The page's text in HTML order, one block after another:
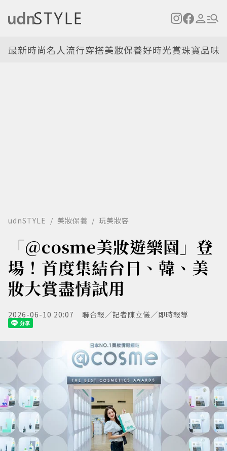
最新時尚名人流行穿搭美妝保養好時光賞珠寶品味
udnSTYLE 美妝保養 玩美妝容
「@cosme美妝遊樂園」登
場！首度集結台日、韓、美
妝大賞盡情試用
2026-06-10 20:07 聯合報／記者陳立儀／即時報導